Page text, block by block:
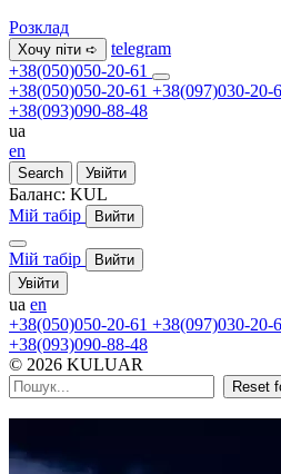
Розклад
Хочу піти ➪
telegram
+38(050)050-20-61
+38(050)050-20-61 +38(097)030-20-
+38(093)090-88-48
ua
en
Search Увійти
Баланс: KUL
Мій табір
Вийти
Мій табір
Вийти
Увійти
ua en
+38(050)050-20-61 +38(097)030-20-
+38(093)090-88-48
© 2026 KULUAR
Reset